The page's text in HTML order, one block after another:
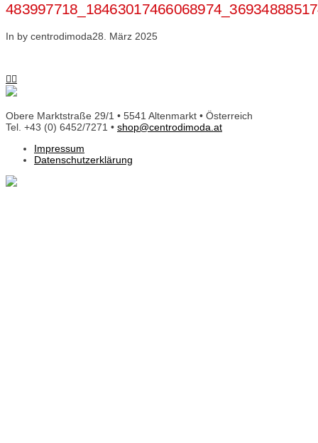
In by centrodimoda28. März 2025
Obere Marktstraße 29/1 • 5541 Altenmarkt • Österreich
Tel. +43 (0) 6452/7271 • shop@centrodimoda.at
Impressum
Datenschutzerklärung